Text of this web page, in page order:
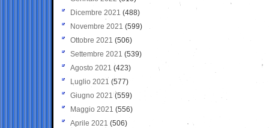
Dicembre 2021 (488)
Novembre 2021 (599)
Ottobre 2021 (506)
Settembre 2021 (539)
Agosto 2021 (423)
Luglio 2021 (577)
Giugno 2021(559)
Maggio 2021 (556)
Aprile 2021 (506)